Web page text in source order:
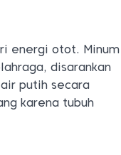
energi otot. Minum
disarankan
putih secara
karena tubuh